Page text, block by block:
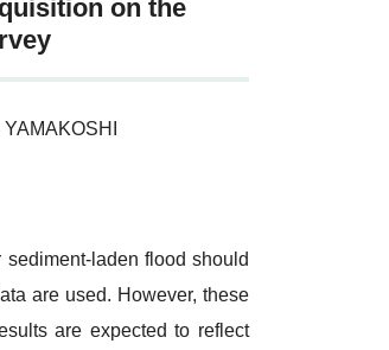
on the
flood should
are used. However, these
are expected to reflect